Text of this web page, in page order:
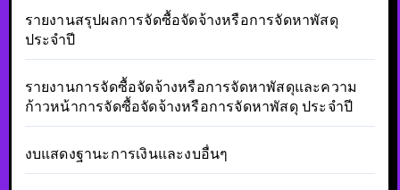
รายงานสรุปผลการจัดซื้อจัดจ้างหรือการจัดหาพัสดุ
ประจำปี
รายงานการจัดซื้อจัดจ้างหรือการจัดหาพัสดุและความ
ก้าวหน้าการจัดซื้อจัดจ้างหรือการจัดหาพัสดุ ประจำปี
งบแสดงฐานะการเงินและงบอื่นๆ